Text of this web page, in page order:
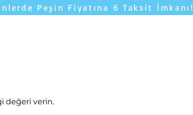
Peşin Fiyatına 6 Taksit İmkanı!
değeri verin.